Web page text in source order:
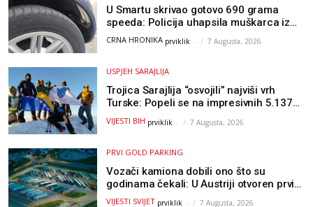
U Smartu skrivao gotovo 690 grama
speeda: Policija uhapsila muškarca iz
Hercegovine
CRNA HRONIKA prviklik - 7 Augusta, 2026
USPJEH SARAJLIJA
Trojica Sarajlija “osvojili” najviši vrh
Turske: Popeli se na impresivnih 5.137
metara
VIJESTI BIH prviklik - 7 Augusta, 2026
PRVI GOLD PARKING
Vozači kamiona dobili ono što su
godinama čekali: U Austriji otvoren prvi
GOLD sigurni parking
VIJESTI SVIJET prviklik - 7 Augusta, 2026